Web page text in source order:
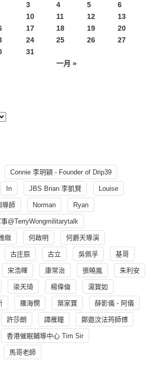
一月 »
3 4 5
6
10 11 12
13
17 18 19
20
24 25 26
27
31
Connie 李玥穎 - Founder of Drip39
In JBS Brian 李凱賢 Louise
導師 Norman Ryan
@TerryWongmilitarytalk
緻 何啟明 何爵天導演
古庄辰 古立 吳佩孚 基哥
宋浩暉 康常治 張曉嵐 朱利安
梁天琦 楊偉倫 湯寳如
羅海憫 葉家寶 薛影儀 - 阿儀
許莎朗 譚雁瞳 鄭遨汶法筠師傅
香港催眠輔導中心 Tim Sir
馬哥老師